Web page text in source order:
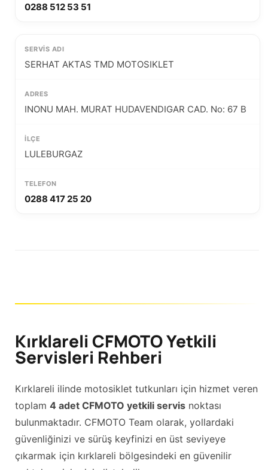
0288 512 53 51
SERHAT AKTAS TMD MOTOSIKLET
INONU MAH. MURAT HUDAVENDIGAR CAD. No: 67 B
LULEBURGAZ
0288 417 25 20
Kırklareli CFMOTO Yetkili
Servisleri Rehberi
Kırklareli ilinde motosiklet tutkunları için hizmet veren
toplam 4 adet CFMOTO yetkili servis noktası
bulunmaktadır. CFMOTO Team olarak, yollardaki
güvenliğinizi ve sürüş keyfinizi en üst seviyeye
çıkarmak için kırklareli bölgesindeki en güvenilir